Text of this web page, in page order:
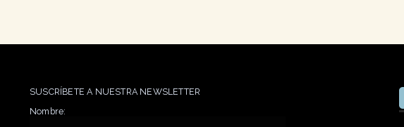
SUSCRÍBETE A NUESTRA NEWSLETTER
Nombre: